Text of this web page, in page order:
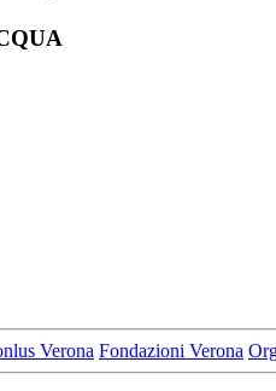
Verona Fondazioni Verona